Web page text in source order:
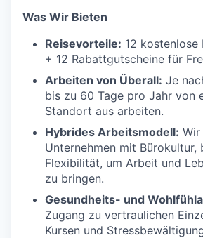
Was Wir Bieten
Reisevorteile: 12 kostenlose
+ 12 Rabattgutscheine für
Arbeiten von Überall: Je
bis zu 60 Tage pro Jahr von
Standort aus arbeiten.
Hybrides Arbeitsmodell: Wir
Unternehmen mit Bürokultur,
Flexibilität, um Arbeit und
zu bringen.
Gesundheits- und
Zugang zu vertraulichen
Kursen und